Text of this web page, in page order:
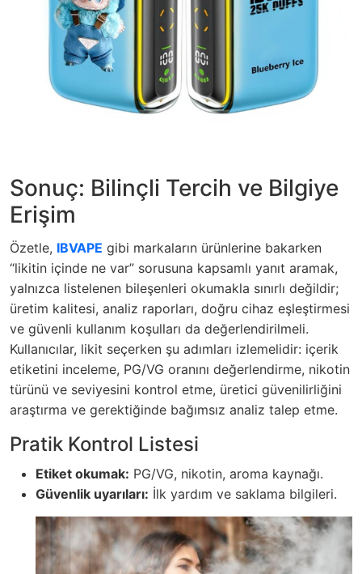
Sonuç: Bilinçli Tercih ve Bilgiye
Erişim
Özetle, IBVAPE gibi markaların ürünlerine bakarken
“likitin içinde ne var” sorusuna kapsamlı yanıt aramak,
yalnızca listelenen bileşenleri okumakla sınırlı değildir;
üretim kalitesi, analiz raporları, doğru cihaz eşleştirmesi
ve güvenli kullanım koşulları da değerlendirilmeli.
Kullanıcılar, likit seçerken şu adımları izlemelidir: içerik
etiketini inceleme, PG/VG oranını değerlendirme, nikotin
türünü ve seviyesini kontrol etme, üretici güvenilirliğini
araştırma ve gerektiğinde bağımsız analiz talep etme.
Pratik Kontrol Listesi
Etiket okumak: PG/VG, nikotin, aroma kaynağı.
Güvenlik uyarıları: İlk yardım ve saklama bilgileri.